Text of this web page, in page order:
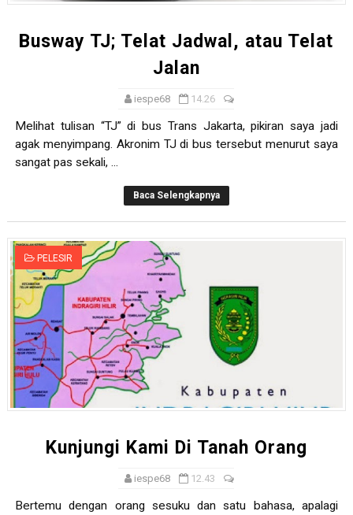
Busway TJ; Telat Jadwal, atau Telat
Jalan
iespe68 14.26
Melihat tulisan “TJ” di bus Trans Jakarta, pikiran saya jadi
agak menyimpang. Akronim TJ di bus tersebut menurut saya
sangat pas sekali, ...
Baca Selengkapnya
PELESIR
Kunjungi Kami Di Tanah Orang
iespe68 12.43
Bertemu dengan orang sesuku dan satu bahasa, apalagi